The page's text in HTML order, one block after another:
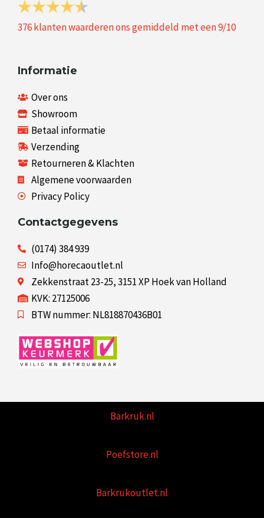
376klanten waarderen ons gemiddeld met een9/10
Informatie
Over ons
Showroom
Betaal informatie
Verzending
Retourneren & Klachten
Algemene voorwaarden
Privacy Policy
Contactgegevens
(0174) 384 939
Info@horecaoutlet.nl
Zekkenstraat 23-25, 3151 XP Hoek van Holland
KVK: 27125006
BTW nummer: NL818870436B01
Barkruk.nl
Poefstore.nl
Barkrukoutlet.nl